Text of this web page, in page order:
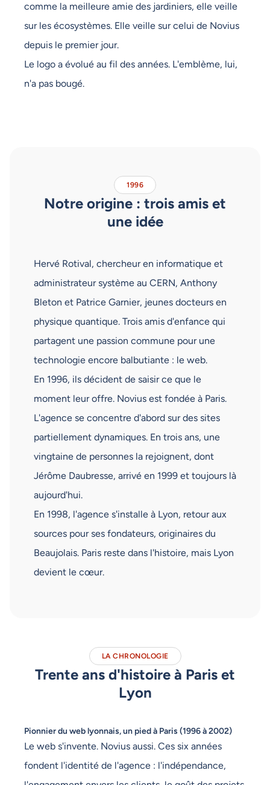
comme la meilleure amie des jardiniers, elle veille
sur les écosystèmes. Elle veille sur celui de Novius
depuis le premier jour.
Le logo a évolué au fil des années. L'emblème, lui,
n'a pas bougé.
1996
Notre origine : trois amis et
une idée
Hervé Rotival, chercheur en informatique et
administrateur système au CERN, Anthony
Bleton et Patrice Garnier, jeunes docteurs en
physique quantique. Trois amis d'enfance qui
partagent une passion commune pour une
technologie encore balbutiante : le web.
En 1996, ils décident de saisir ce que le
moment leur offre. Novius est fondée à Paris.
L'agence se concentre d'abord sur des sites
partiellement dynamiques. En trois ans, une
vingtaine de personnes la rejoignent, dont
Jérôme Daubresse, arrivé en 1999 et toujours là
aujourd'hui.
En 1998, l'agence s'installe à Lyon, retour aux
sources pour ses fondateurs, originaires du
Beaujolais. Paris reste dans l'histoire, mais Lyon
devient le cœur.
LA CHRONOLOGIE
Trente ans d'histoire à Paris et
Lyon
Pionnier du web lyonnais, un pied à Paris (1996 à 2002)
Le web s'invente. Novius aussi. Ces six années
fondent l'identité de l'agence : l'indépendance,